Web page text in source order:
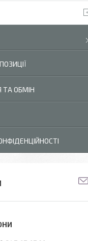
ТА ОБМІН